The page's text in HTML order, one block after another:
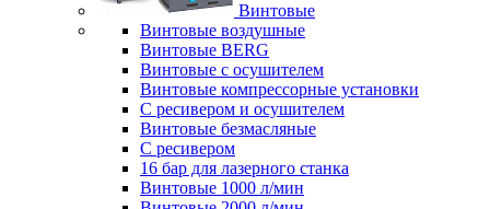
Винтовые
Винтовые воздушные
Винтовые BERG
Винтовые с осушителем
Винтовые компрессорные установки
C ресивером и осушителем
Винтовые безмасляные
C ресивером
16 бар для лазерного станка
Винтовые 1000 л/мин